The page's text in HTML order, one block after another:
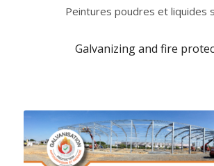
Peintures poudres et liquides
Galvanizing and fire